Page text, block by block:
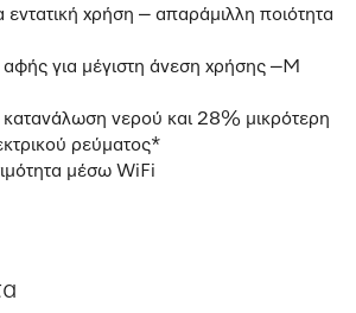
εντατική χρήση – απαράμιλλη ποιότητα
για μέγιστη άνεση χρήσης –M
νερού και 28% μικρότερη
ρεύματος*
μέσω WiFi